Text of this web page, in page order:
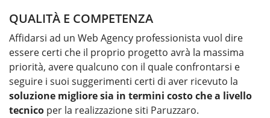
QUALITÀ E COMPETENZA
Affidarsi ad un Web Agency professionista vuol dire
essere certi che il proprio progetto avrà la massima
priorità, avere qualcuno con il quale confrontarsi e
seguire i suoi suggerimenti certi di aver ricevuto la
soluzione migliore sia in termini costo che a livello
tecnico per la realizzazione siti Paruzzaro.